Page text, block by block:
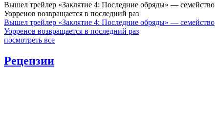
Вышел трейлер «Заклятие 4: Последние обряды» — семейство
Уорренов возвращается в последний раз
Вышел трейлер «Заклятие 4: Последние обряды» — семейство
Уорренов возвращается в последний раз
посмотреть все
Рецензии